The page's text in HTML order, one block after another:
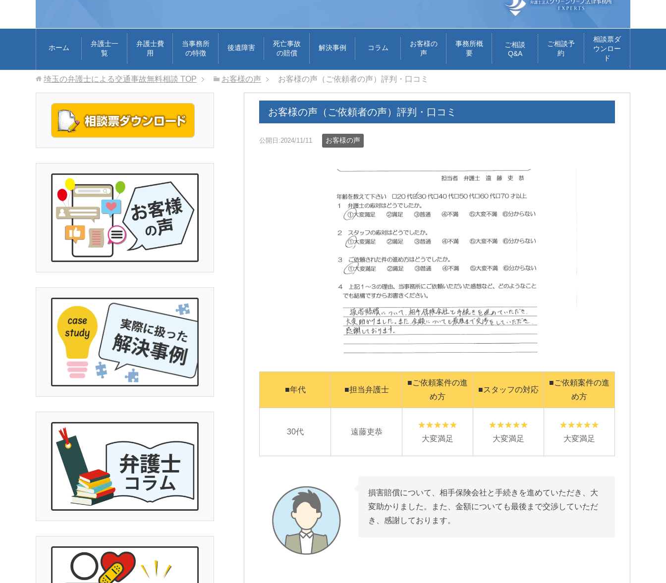
ホーム
弁護士一
覧
弁護士費
用
当事務所
の特徴
後遺障害
死亡事故
の賠償
解決事例 コラム
お客様の
声
事務所概
要
ご相談
Q&A
ご相談予
約
相談票ダ
ウンロー
ド
埼玉の弁護士による交通事故無料相談 TOP お客様の声 お客様の声（ご依頼者の声）評判・口コミ
お客様の声（ご依頼者の声）評判・口コミ
公開日:2024/11/11 お客様の声
■年代 ■担当弁護士
■ご依頼案件の進
め方
■スタッフの対応
■ご依頼案件の進
め方
30代
遠藤吏恭
大変満足
大変満足 大変満足
損害賠償について、相手保険会社と手続きを進めていただき、大
変助かりました。また、金額についても最後まで交渉していただ
き、感謝しております。